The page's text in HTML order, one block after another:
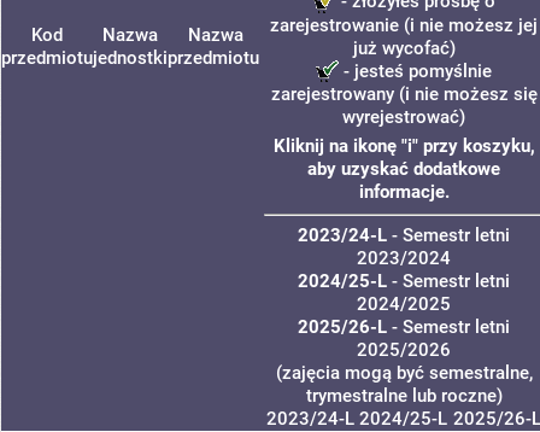
Kod
przedmiotu
Nazwa
jednostki
Nazwa
przedmiotu
zarejestrowanie (i nie możesz jej
już wycofać)
- jesteś pomyślnie
zarejestrowany (i nie możesz się
wyrejestrować)
Kliknij na ikonę "i" przy koszyku,
aby uzyskać dodatkowe
informacje.
2023/24-L - Semestr letni
2023/2024
2024/25-L - Semestr letni
2024/2025
2025/26-L - Semestr letni
2025/2026
(zajęcia mogą być semestralne,
trymestralne lub roczne)
2023/24-L 2024/25-L 2025/26-L